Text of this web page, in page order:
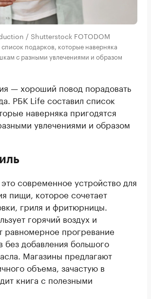
/ Shutterstock FOTODOM
подарков, которые наверняка
с разными увлечениями и образом
— хороший повод порадовать
РБК Life составил список
наверняка пригодятся
увлечениями и образом
современное устройство для
пищи, которое сочетает
гриля и фритюрницы.
горячий воздух и
равномерное прогревание
без добавления большого
Магазины предлагают
объема, зачастую в
книга с полезными